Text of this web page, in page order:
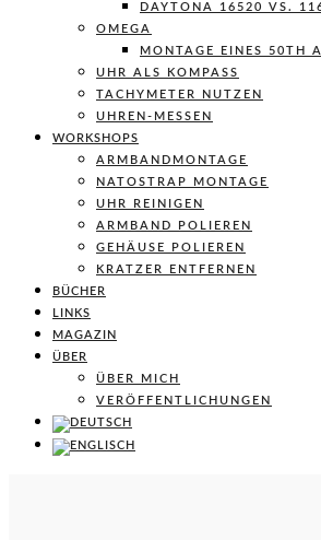
DAYTONA 16520 VS.
OMEGA
MONTAGE EINES 50TH
UHR ALS KOMPASS
TACHYMETER NUTZEN
UHREN-MESSEN
WORKSHOPS
ARMBANDMONTAGE
NATOSTRAP MONTAGE
UHR REINIGEN
ARMBAND POLIEREN
GEHÄUSE POLIEREN
KRATZER ENTFERNEN
BÜCHER
LINKS
MAGAZIN
ÜBER
ÜBER MICH
VERÖFFENTLICHUNGEN